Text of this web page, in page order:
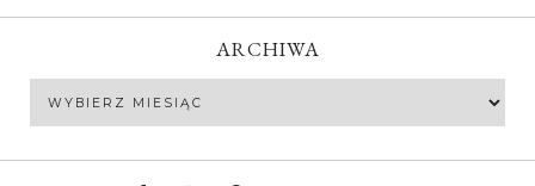
ARCHIWA
Archiwa